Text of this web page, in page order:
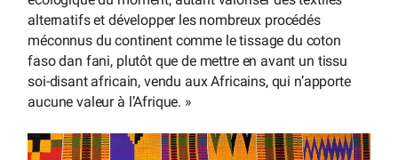
alternatifs et développer les nombreux procédés
méconnus du continent comme le tissage du coton
faso dan fani, plutôt que de mettre en avant un tissu
soi-disant africain, vendu aux Africains, qui n’apporte
aucune valeur à l’Afrique. »